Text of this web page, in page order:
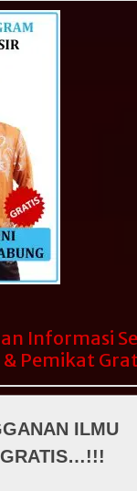
Informasi
Pemikat
ILMU